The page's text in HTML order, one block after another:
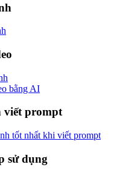
bằng AI
viết prompt
tốt nhất khi viết prompt
sử dụng